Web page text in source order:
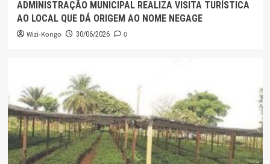
ADMINISTRAÇÃO MUNICIPAL REALIZA VISITA TURÍSTICA
AO LOCAL QUE DÁ ORIGEM AO NOME NEGAGE
Wizi-Kongo 30/06/2026 0